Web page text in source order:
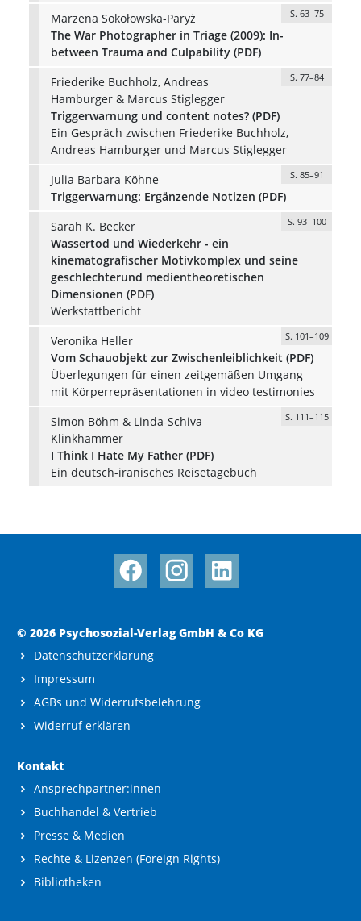
Marzena Sokołowska-Paryż
S. 63–75
The War Photographer in Triage (2009): In-
between Trauma and Culpability (PDF)
Friederike Buchholz, Andreas
Hamburger & Marcus Stiglegger
S. 77–84
Triggerwarnung und content notes? (PDF)
Ein Gespräch zwischen Friederike Buchholz,
Andreas Hamburger und Marcus Stiglegger
Julia Barbara Köhne
S. 85–91
Triggerwarnung: Ergänzende Notizen (PDF)
Sarah K. Becker
S. 93–100
Wassertod und Wiederkehr - ein
kinematografischer Motivkomplex und seine
geschlechterund medientheoretischen
Dimensionen (PDF)
Werkstattbericht
Veronika Heller
S. 101–109
Vom Schauobjekt zur Zwischenleiblichkeit (PDF)
Überlegungen für einen zeitgemäßen Umgang
mit Körperrepräsentationen in video testimonies
Simon Böhm & Linda-Schiva
Klinkhammer
S. 111–115
I Think I Hate My Father (PDF)
Ein deutsch-iranisches Reisetagebuch
© 2026 Psychosozial-Verlag GmbH & Co KG
Datenschutzerklärung
Impressum
AGBs und Widerrufsbelehrung
Widerruf erklären
Kontakt
Ansprechpartner:innen
Buchhandel & Vertrieb
Presse & Medien
Rechte & Lizenzen (Foreign Rights)
Bibliotheken